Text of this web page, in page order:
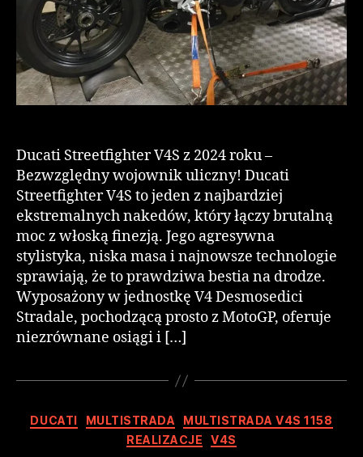
Ducati Streetfighter V4S z 2024 roku –
Bezwzględny wojownik uliczny! Ducati
Streetfighter V4S to jeden z najbardziej
ekstremalnych nakedów, który łączy brutalną
moc z włoską finezją. Jego agresywna
stylistyka, niska masa i najnowsze technologie
sprawiają, że to prawdziwa bestia na drodze.
Wyposażony w jednostkę V4 Desmosedici
Stradale, pochodzącą prosto z MotoGP, oferuje
niezrównane osiągi i […]
DUCATI MULTISTRADA
MULTISTRADA V4S 1158
REALIZACJE
V4S